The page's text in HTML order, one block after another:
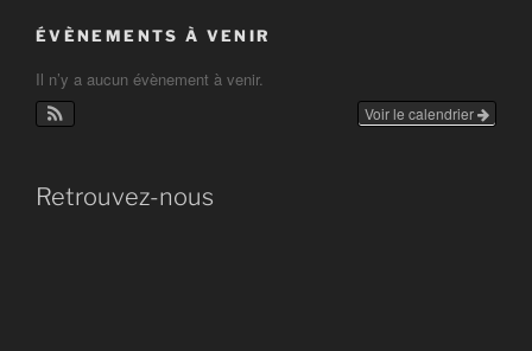
ÉVÈNEMENTS À VENIR
Il n’y a aucun évènement à venir.
Voir le calendrier
Retrouvez-nous